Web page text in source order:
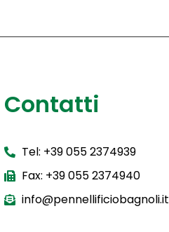
Contatti
Tel: +39 055 2374939
Fax: +39 055 2374940
info@pennellificiobagnoli.it